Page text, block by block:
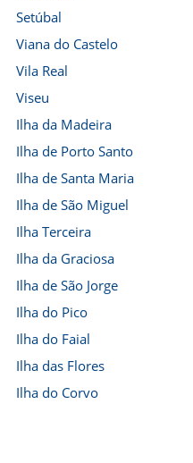
Setúbal
Viana do Castelo
Vila Real
Viseu
Ilha da Madeira
Ilha de Porto Santo
Ilha de Santa Maria
Ilha de São Miguel
Ilha Terceira
Ilha da Graciosa
Ilha de São Jorge
Ilha do Pico
Ilha do Faial
Ilha das Flores
Ilha do Corvo